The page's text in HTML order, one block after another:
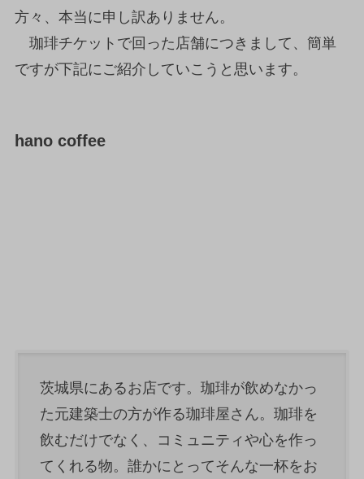
方々、本当に申し訳ありません。
珈琲チケットで回った店舗につきまして、簡単
ですが下記にご紹介していこうと思います。
hano coffee
茨城県にあるお店です。珈琲が飲めなかっ
た元建築士の方が作る珈琲屋さん。珈琲を
飲むだけでなく、コミュニティや心を作っ
てくれる物。誰かにとってそんな一杯をお